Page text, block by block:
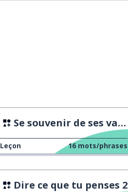
Se souvenir de ses vacances
Leçon 16 mots/phrases
Dire ce que tu penses 2